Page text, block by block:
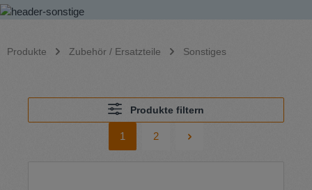
Produkte Zubehör / Ersatzteile Sonstiges
Produkte filtern
Seite
1
Seite
2